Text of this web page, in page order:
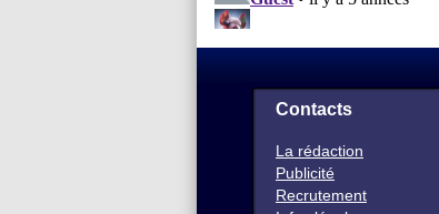
Contacts
La rédaction
Publicité
Recrutement